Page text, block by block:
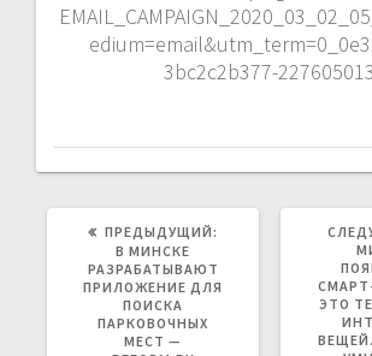
3bc2c2b377-227605013
ПРЕДЫДУЩИЙ:
В МИНСКЕ
РАЗРАБАТЫВАЮТ
ПРИЛОЖЕНИЕ ДЛЯ
ПОИСКА
ПАРКОВОЧНЫХ
МЕСТ —
ЭТО